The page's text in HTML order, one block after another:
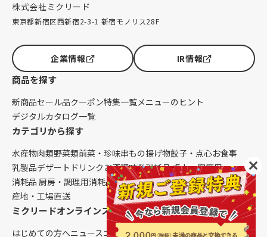
株式会社ミクリード
東京都新宿区西新宿2-3-1 新宿モノリス28F
企業情報 IR情報
商品を探す
新商品セール品クーポン特集一覧メニューのヒント
デジタルカタログ一覧
カテゴリから探す
水産物肉類野菜類前菜・珍味串もの揚げ物餃子・点心お食事
乳製品デザート ドリンク お酒調味料消耗品 卓上・客席用
消耗品 厨房・調理用消耗品 クレンリネス生鮮品（配送便限定）
産地・工場直送
ミクリードオンラインストアについて
はじめての方へニュースコラムご利用ガイド会社概要